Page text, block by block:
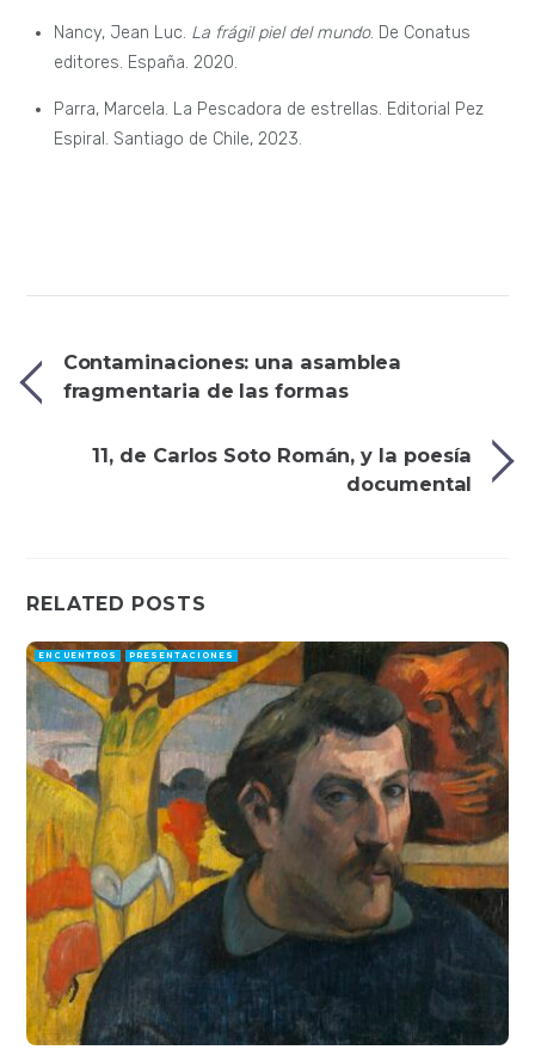
Nancy, Jean Luc. La frágil piel del mundo. De Conatus
editores. España. 2020.
Parra, Marcela. La Pescadora de estrellas. Editorial Pez
Espiral. Santiago de Chile, 2023.
Contaminaciones: una asamblea
fragmentaria de las formas
11, de Carlos Soto Román, y la poesía
documental
RELATED POSTS
ENCUENTROS PRESENTACIONES